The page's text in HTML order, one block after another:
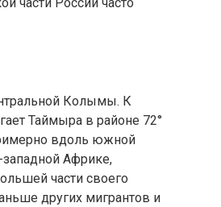
части России часто
Колымы. К
Таймыра в районе 72°
вдоль южной
Африке,
части своего
других мигрантов и